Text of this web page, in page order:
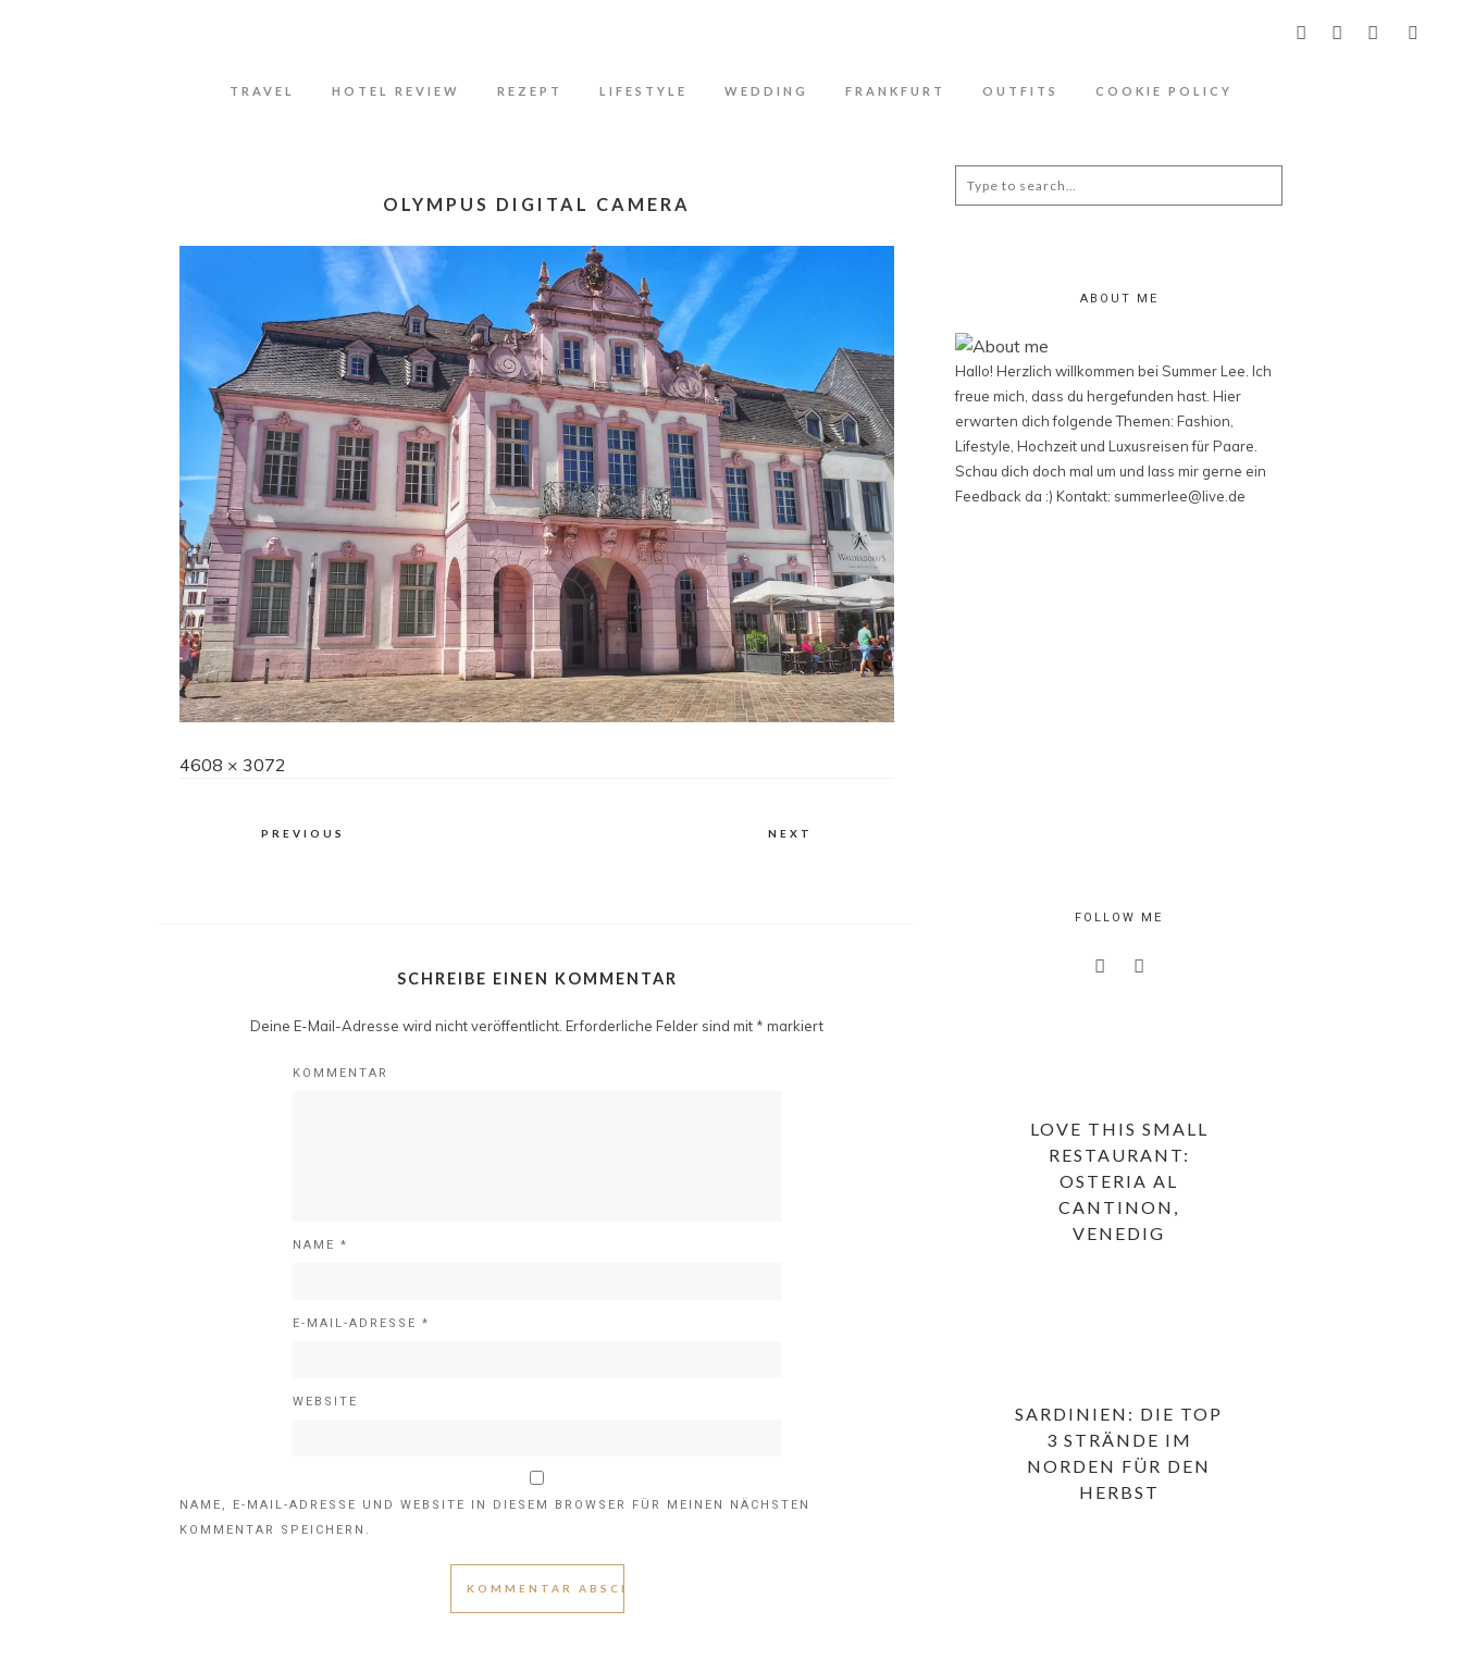
TRAVEL HOTEL REVIEW REZEPT LIFESTYLE WEDDING FRANKFURT OUTFITS COOKIE POLICY
OLYMPUS DIGITAL CAMERA
Full
4608 × 3072
PREVIOUS NEXT
SCHREIBE EINEN KOMMENTAR
Deine E-Mail-Adresse wird nicht veröffentlicht. Erforderliche Felder sind mit * markiert
KOMMENTAR
NAME *
E-MAIL-ADRESSE *
WEBSITE
NAME, E-MAIL-ADRESSE UND WEBSITE IN DIESEM BROWSER FÜR MEINEN NÄCHSTEN
KOMMENTAR SPEICHERN.
Search
for:
ABOUT ME
Hallo! Herzlich willkommen bei Summer Lee. Ich
freue mich, dass du hergefunden hast. Hier
erwarten dich folgende Themen: Fashion,
Lifestyle, Hochzeit und Luxusreisen für Paare.
Schau dich doch mal um und lass mir gerne ein
Feedback da :) Kontakt: summerlee@live.de
FOLLOW ME
LOVE THIS SMALL
RESTAURANT:
OSTERIA AL
CANTINON,
VENEDIG
SARDINIEN: DIE TOP
3 STRÄNDE IM
NORDEN FÜR DEN
HERBST